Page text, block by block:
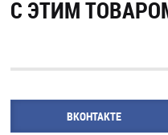
С ЭТИМ
ВКОНТАКТЕ